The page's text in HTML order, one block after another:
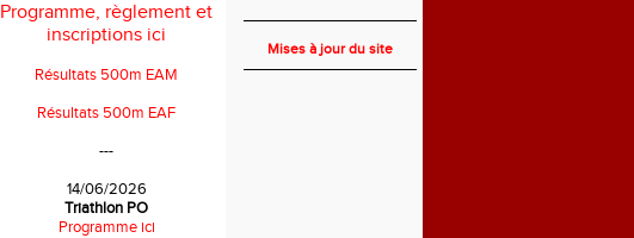
Programme, règlement et
inscriptions ici
Résultats 500m EAM
Résultats 500m EAF
---
14/06/2026
Triathlon PO
Programme ici
Mises à jour du site